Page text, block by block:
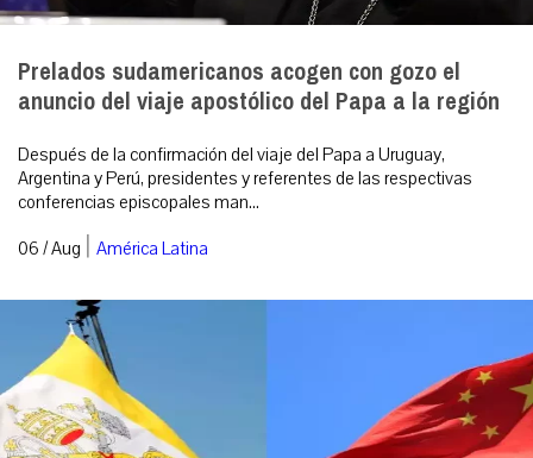
Prelados sudamericanos acogen con gozo el
anuncio del viaje apostólico del Papa a la región
Después de la confirmación del viaje del Papa a Uruguay,
Argentina y Perú, presidentes y referentes de las respectivas
conferencias episcopales man...
06 / Aug | América Latina